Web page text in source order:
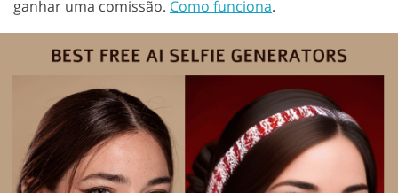
ganhar uma comissão. Como funciona.